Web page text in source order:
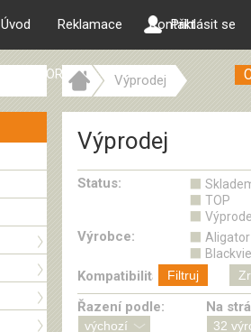
Úvod Reklamace Kontakt
ALIGATOR web
Přihlásit se
Výprodej
Výprodej
Status:
TOP
Výrobce:
Aligator
Kompatibilita: Filtruj
Řazení podle: Na